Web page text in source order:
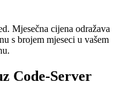
Mjesečna cijena odražava
s brojem mjeseci u vašem
Code-Server